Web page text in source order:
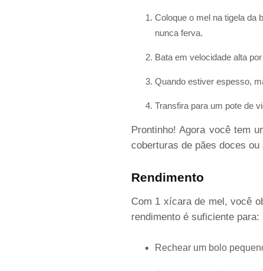
Coloque o mel na tigela da
nunca ferva.
Bata em velocidade alta
Quando estiver espesso,
Transfira para um pote de
Prontinho! Agora você tem
coberturas de pães doces
Rendimento
Com 1 xícara de mel, você
rendimento é suficiente para:
Rechear um bolo